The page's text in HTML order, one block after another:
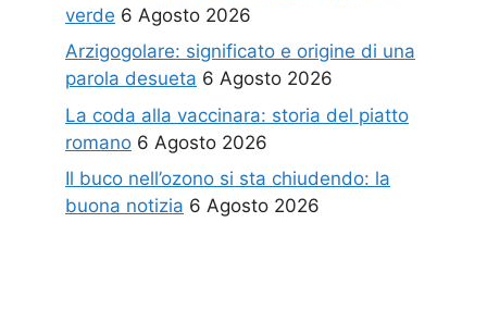
verde 6 Agosto 2026
Arzigogolare: significato e origine di una
parola desueta 6 Agosto 2026
La coda alla vaccinara: storia del piatto
romano 6 Agosto 2026
Il buco nell’ozono si sta chiudendo: la
buona notizia 6 Agosto 2026